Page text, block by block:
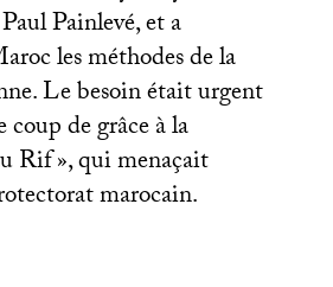
Painlevé, et a
les méthodes de la
Le besoin était urgent
de grâce à la
Rif», qui menaçait
marocain.